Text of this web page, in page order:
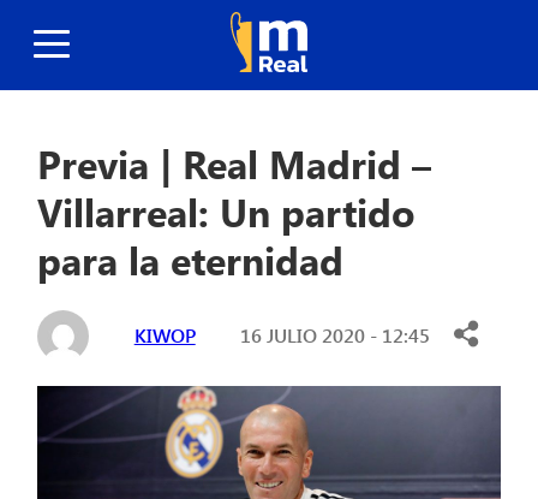
Previa | Real Madrid –
Villarreal: Un partido
para la eternidad
KIWOP 16 JULIO 2020 - 12:45